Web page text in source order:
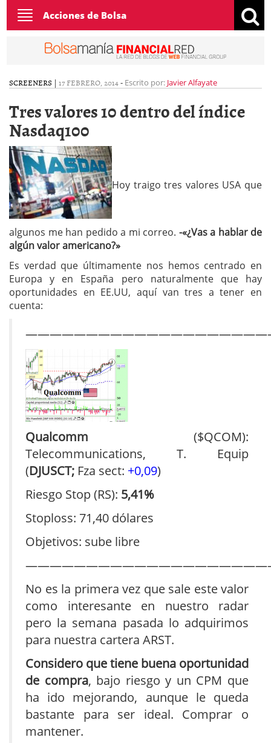
Toggle
navigation
Acciones de Bolsa
SCREENERS | 17 FEBRERO, 2014- Escrito por: Javier Alfayate
Tres valores 10 dentro del índice
Nasdaq100
Hoy traigo tres valores USA que
algunos me han pedido a mi correo. -«¿Vas a hablar de
algún valor americano?»
Es verdad que últimamente nos hemos centrado en
Europa y en España pero naturalmente que hay
oportunidades en EE.UU, aquí van tres a tener en
cuenta:
Qualcomm ($QCOM):
Telecommunications, T. Equip
(DJUSCT; Fza sect: +0,09)
Riesgo Stop (RS): 5,41%
Stoploss: 71,40 dólares
Objetivos: sube libre
No es la primera vez que sale este valor
como interesante en nuestro radar
pero la semana pasada lo adquirimos
para nuestra cartera ARST.
Considero que tiene buena oportunidad
de compra, bajo riesgo y un CPM que
ha ido mejorando, aunque le queda
bastante para ser ideal. Comprar o
mantener.